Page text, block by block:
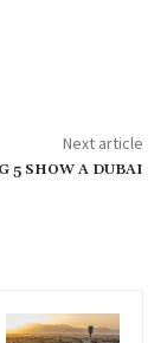
Next article
5 SHOW A DUBAI